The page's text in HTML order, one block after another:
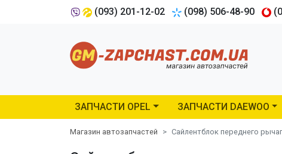
(093) 201-12-02 (098) 506-48-90
ЗАПЧАСТИ OPEL ЗАПЧАСТИ DAEWOO
Магазин автозапчастей Сайлентблок переднего